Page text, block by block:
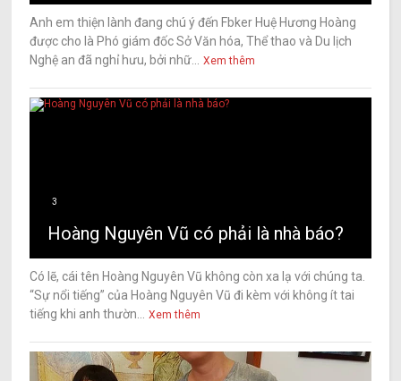
Anh em thiện lành đang chú ý đến Fbker Huệ Hương Hoàng
được cho là Phó giám đốc Sở Văn hóa, Thể thao và Du lịch
Nghệ an đã nghỉ hưu, bởi nhữ...
Xem thêm
3
Hoàng Nguyên Vũ có phải là nhà báo?
Có lẽ, cái tên Hoàng Nguyên Vũ không còn xa lạ với chúng ta.
“Sự nổi tiếng” của Hoàng Nguyên Vũ đi kèm với không ít tai
tiếng khi anh thườn...
Xem thêm